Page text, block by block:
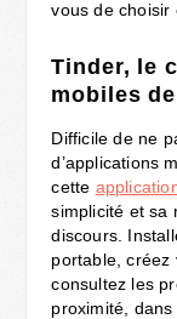
vous de choisir
Tinder, le
mobiles
Difficile de ne
d’applications
cette
simplicité et sa
discours.
portable, créez
consultez les
proximité,